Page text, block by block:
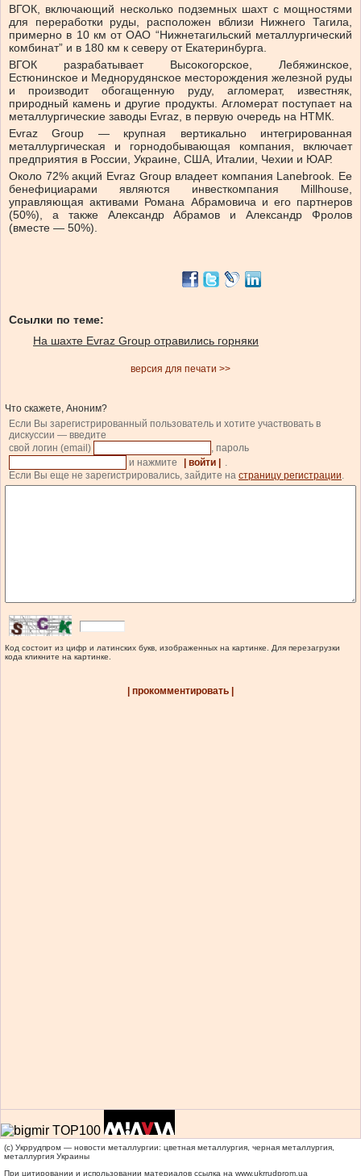
ВГОК, включающий несколько подземных шахт с мощностями
для переработки руды, расположен вблизи Нижнего Тагила,
примерно в 10 км от ОАО “Нижнетагильский металлургический
комбинат” и в 180 км к северу от Екатеринбурга.
ВГОК разрабатывает Высокогорское, Лебяжинское,
Естюнинское и Меднорудянское месторождения железной руды
и производит обогащенную руду, агломерат, известняк,
природный камень и другие продукты. Агломерат поступает на
металлургические заводы Evraz, в первую очередь на НТМК.
Evraz Group — крупная вертикально интегрированная
металлургическая и горнодобывающая компания, включает
предприятия в России, Украине, США, Италии, Чехии и ЮАР.
Около 72% акций Evraz Group владеет компания Lanebrook. Ее
бенефициарами являются инвесткомпания Millhouse,
управляющая активами Романа Абрамовича и его партнеров
(50%), а также Александр Абрамов и Александр Фролов
(вместе — 50%).
Ссылки по теме:
На шахте Evraz Group отравились горняки
версия для печати >>
Что скажете, Аноним?
Если Вы зарегистрированный пользователь и хотите участвовать в
дискуссии — введите
свой логин (email)
, пароль
и нажмите
| войти |
.
Если Вы еще не зарегистрировались, зайдите на страницу регистрации.
Код состоит из цифр и латинских букв, изображенных на картинке. Для перезагрузки
кода кликните на картинке.
| прокомментировать |
(c) Укррудпром — новости металлургии: цветная металлургия, черная металлургия,
металлургия Украины
При цитировании и использовании материалов ссылка на www.ukrrudprom.ua